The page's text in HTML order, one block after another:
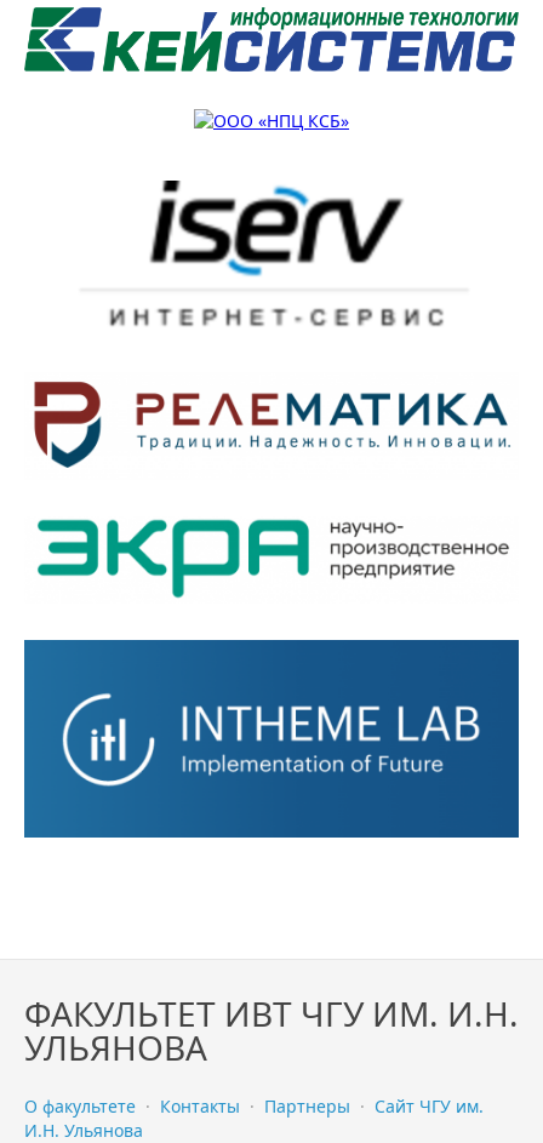
ФАКУЛЬТЕТ ИВТ ЧГУ ИМ. И.Н.
УЛЬЯНОВА
О факультете · Контакты · Партнеры · Сайт ЧГУ им.
И.Н. Ульянова